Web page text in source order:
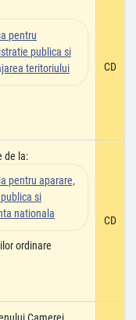
pentru
publica si
teritoriului
CD
de la:
pentru aparare,
si
nationala
ordinare
CD